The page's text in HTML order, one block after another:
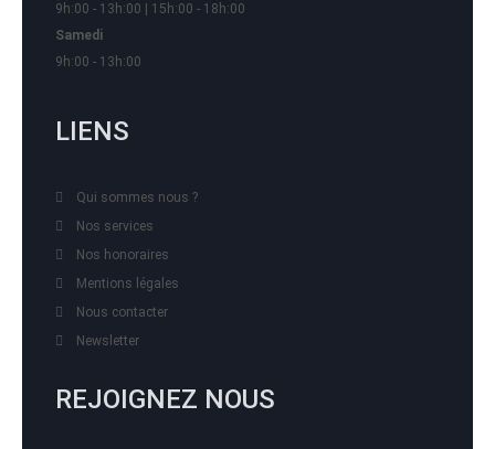
9h:00 - 13h:00 | 15h:00 - 18h:00
Samedi
9h:00 - 13h:00
LIENS
Qui sommes nous ?
Nos services
Nos honoraires
Mentions légales
Nous contacter
Newsletter
REJOIGNEZ NOUS